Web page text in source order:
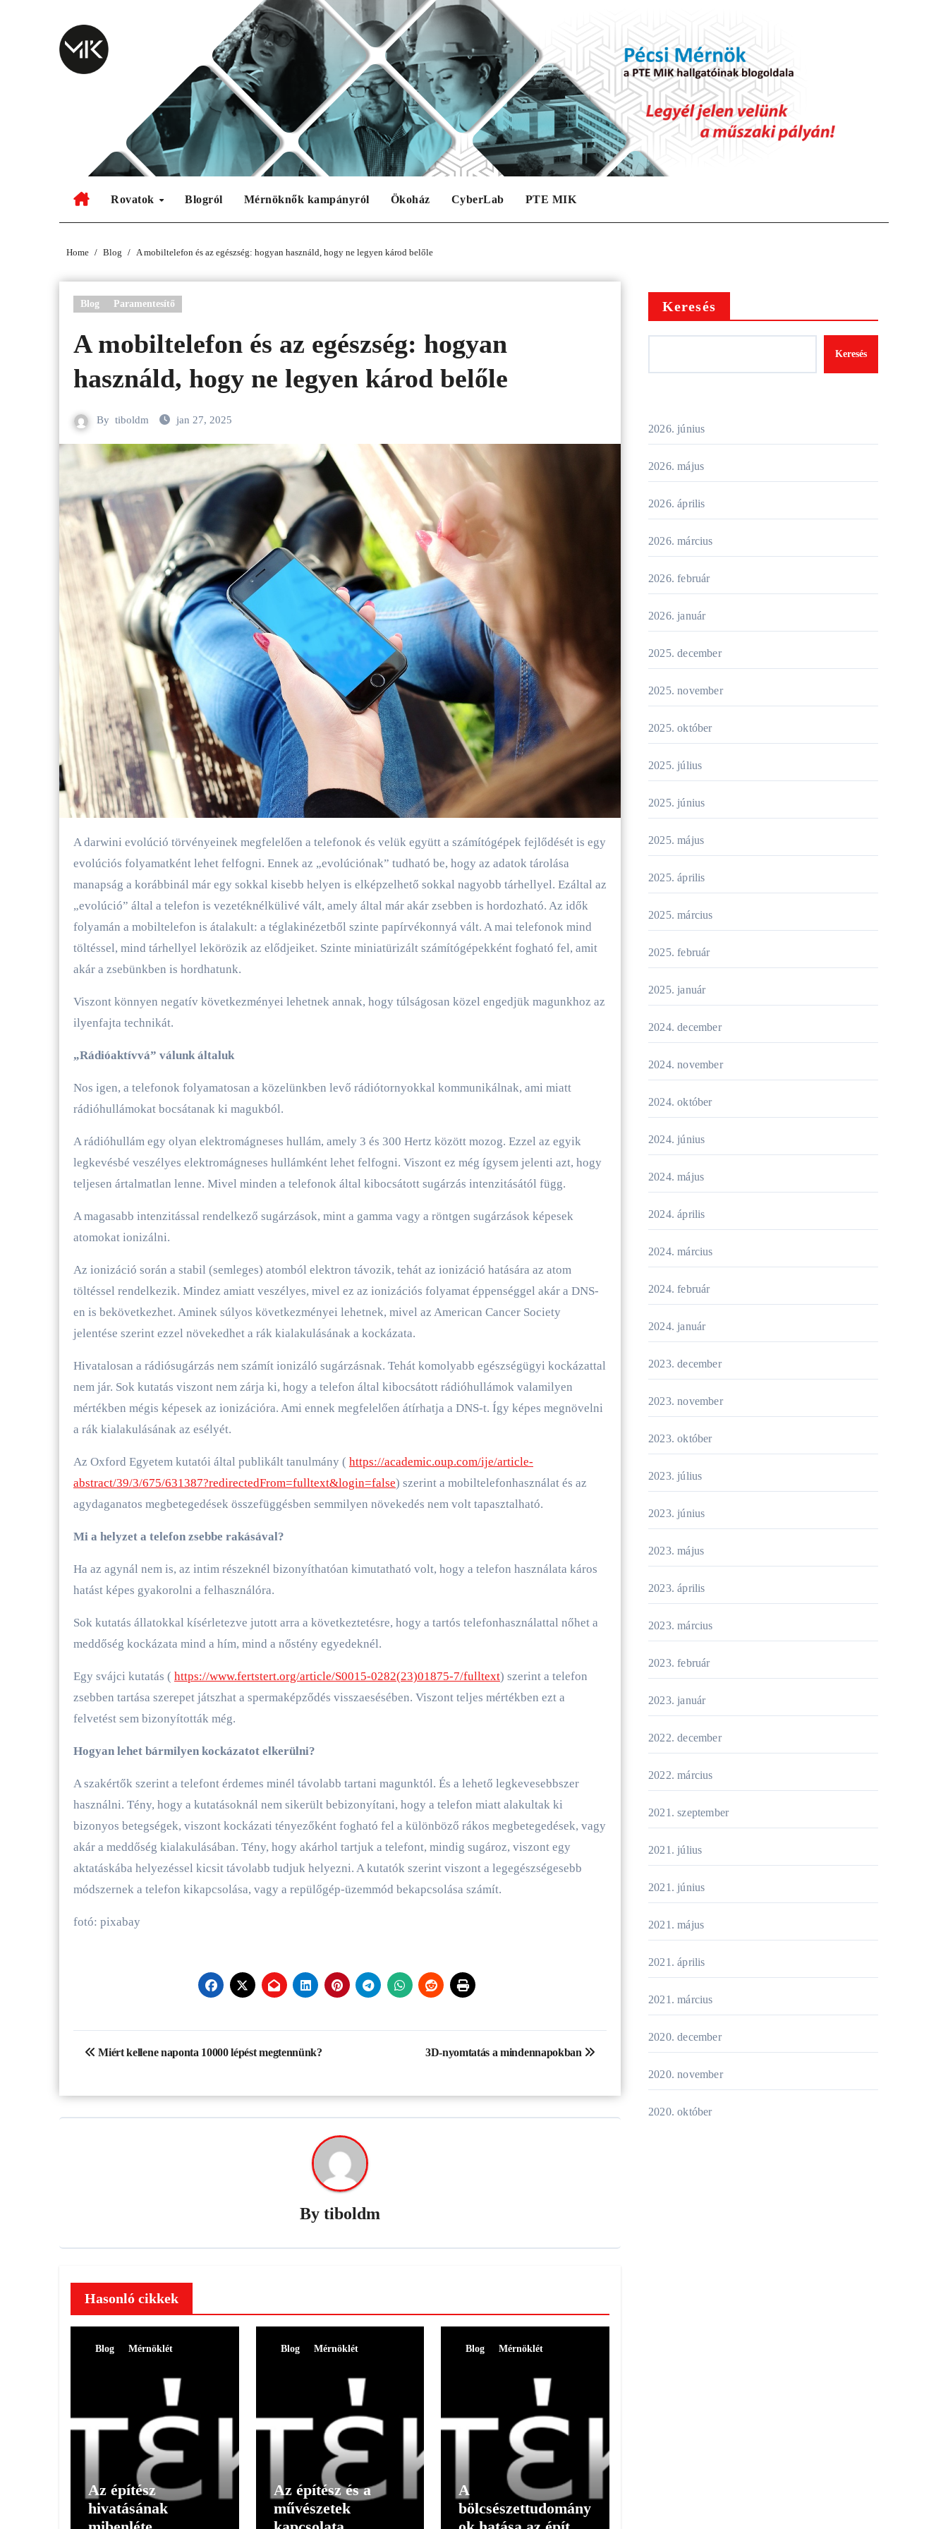
Rovatok Blogról Mérnöknők kampányról Ökoház CyberLab PTE MIK
Home Blog A mobiltelefon és az egészség: hogyan használd, hogy ne legyen károd belőle
Blog Paramentesítő
A mobiltelefon és az egészség: hogyan
használd, hogy ne legyen károd belőle
By tiboldm jan 27, 2025
A darwini evolúció törvényeinek megfelelően a telefonok és velük együtt a számítógépek fejlődését is egy
evolúciós folyamatként lehet felfogni. Ennek az „evolúciónak” tudható be, hogy az adatok tárolása
manapság a korábbinál már egy sokkal kisebb helyen is elképzelhető sokkal nagyobb tárhellyel. Ezáltal az
„evolúció” által a telefon is vezetéknélkülivé vált, amely által már akár zsebben is hordozható. Az idők
folyamán a mobiltelefon is átalakult: a téglakinézetből szinte papírvékonnyá vált. A mai telefonok mind
töltéssel, mind tárhellyel lekörözik az elődjeiket. Szinte miniatürizált számítógépekként fogható fel, amit
akár a zsebünkben is hordhatunk.
Viszont könnyen negatív következményei lehetnek annak, hogy túlságosan közel engedjük magunkhoz az
ilyenfajta technikát.
„Rádióaktívvá” válunk általuk
Nos igen, a telefonok folyamatosan a közelünkben levő rádiótornyokkal kommunikálnak, ami miatt
rádióhullámokat bocsátanak ki magukból.
A rádióhullám egy olyan elektromágneses hullám, amely 3 és 300 Hertz között mozog. Ezzel az egyik
legkevésbé veszélyes elektromágneses hullámként lehet felfogni. Viszont ez még ígysem jelenti azt, hogy
teljesen ártalmatlan lenne. Mivel minden a telefonok által kibocsátott sugárzás intenzitásától függ.
A magasabb intenzitással rendelkező sugárzások, mint a gamma vagy a röntgen sugárzások képesek
atomokat ionizálni.
Az ionizáció során a stabil (semleges) atomból elektron távozik, tehát az ionizáció hatására az atom
töltéssel rendelkezik. Mindez amiatt veszélyes, mivel ez az ionizációs folyamat éppenséggel akár a DNS-
en is bekövetkezhet. Aminek súlyos következményei lehetnek, mivel az American Cancer Society
jelentése szerint ezzel növekedhet a rák kialakulásának a kockázata.
Hivatalosan a rádiósugárzás nem számít ionizáló sugárzásnak. Tehát komolyabb egészségügyi kockázattal
nem jár. Sok kutatás viszont nem zárja ki, hogy a telefon által kibocsátott rádióhullámok valamilyen
mértékben mégis képesek az ionizációra. Ami ennek megfelelően átírhatja a DNS-t. Így képes megnövelni
a rák kialakulásának az esélyét.
Az Oxford Egyetem kutatói által publikált tanulmány ( https://academic.oup.com/ije/article-
abstract/39/3/675/631387?redirectedFrom=fulltext&login=false) szerint a mobiltelefonhasználat és az
agydaganatos megbetegedések összefüggésben semmilyen növekedés nem volt tapasztalható.
Mi a helyzet a telefon zsebbe rakásával?
Ha az agynál nem is, az intim részeknél bizonyíthatóan kimutatható volt, hogy a telefon használata káros
hatást képes gyakorolni a felhasználóra.
Sok kutatás állatokkal kísérletezve jutott arra a következtetésre, hogy a tartós telefonhasználattal nőhet a
meddőség kockázata mind a hím, mind a nőstény egyedeknél.
Egy svájci kutatás ( https://www.fertstert.org/article/S0015-0282(23)01875-7/fulltext) szerint a telefon
zsebben tartása szerepet játszhat a spermaképződés visszaesésében. Viszont teljes mértékben ezt a
felvetést sem bizonyították még.
Hogyan lehet bármilyen kockázatot elkerülni?
A szakértők szerint a telefont érdemes minél távolabb tartani magunktól. És a lehető legkevesebbszer
használni. Tény, hogy a kutatásoknál nem sikerült bebizonyítani, hogy a telefon miatt alakultak ki
bizonyos betegségek, viszont kockázati tényezőként fogható fel a különböző rákos megbetegedések, vagy
akár a meddőség kialakulásában. Tény, hogy akárhol tartjuk a telefont, mindig sugároz, viszont egy
aktatáskába helyezéssel kicsit távolabb tudjuk helyezni. A kutatók szerint viszont a legegészségesebb
módszernek a telefon kikapcsolása, vagy a repülőgép-üzemmód bekapcsolása számít.
fotó: pixabay
Bejegyzés
Miért kellene naponta 10000 lépést megtennünk? 3D-nyomtatás a mindennapokban
By tiboldm
Hasonló cikkek
Blog Mérnöklét
Az építész
hivatásának
Blog Mérnöklét
Az építész és a
művészetek
Blog Mérnöklét
A
bölcsészettudomány
Keresés
Keresés
2026. június
2026. május
2026. április
2026. március
2026. február
2026. január
2025. december
2025. november
2025. október
2025. július
2025. június
2025. május
2025. április
2025. március
2025. február
2025. január
2024. december
2024. november
2024. október
2024. június
2024. május
2024. április
2024. március
2024. február
2024. január
2023. december
2023. november
2023. október
2023. július
2023. június
2023. május
2023. április
2023. március
2023. február
2023. január
2022. december
2022. március
2021. szeptember
2021. július
2021. június
2021. május
2021. április
2021. március
2020. december
2020. november
2020. október